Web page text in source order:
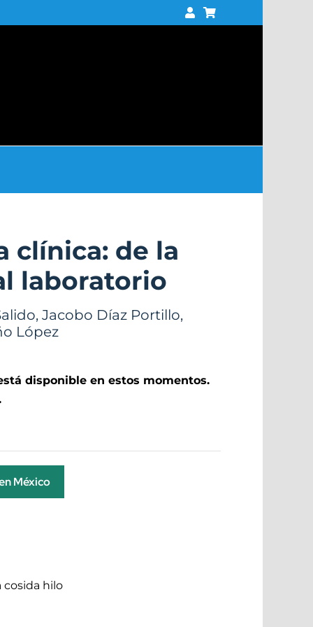
clínica: de la
laboratorio
, Jacobo Díaz Portillo,
López
disponible en estos momentos.
México
hilo